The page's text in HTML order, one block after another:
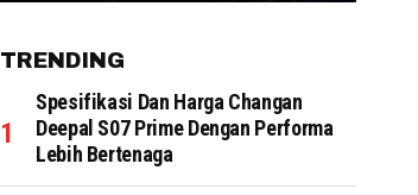
TRENDING
Spesifikasi Dan Harga Changan
Deepal S07 Prime Dengan Performa
Lebih Bertenaga